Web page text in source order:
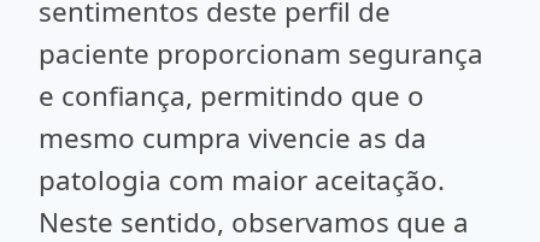
sentimentos deste perfil de
paciente proporcionam segurança
e confiança, permitindo que o
mesmo cumpra vivencie as da
patologia com maior aceitação.
Neste sentido, observamos que a